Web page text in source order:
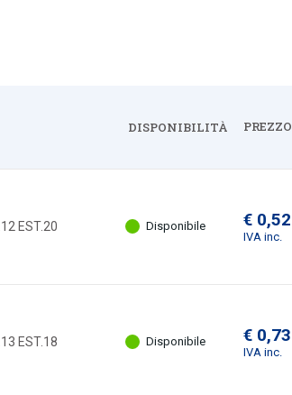
Espandi
DISPONIBILITÀ PREZZO
EST.20 Disponibile € 0,52
IVA inc.
EST.18 Disponibile € 0,73
IVA inc.